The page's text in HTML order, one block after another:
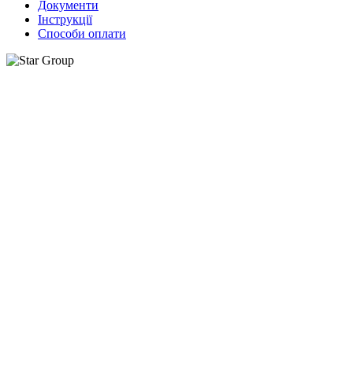
Документи
Інструкції
Способи оплати